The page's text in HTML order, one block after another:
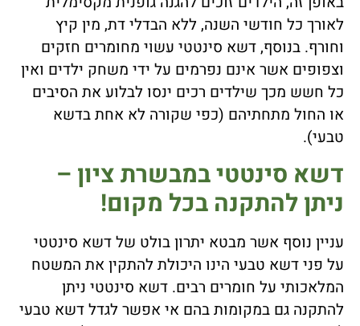
לאורך כל חודשי השנה, ללא הבדלי דת, מין קיץ
וחורף. בנוסף, דשא סינטטי עשוי מחומרים חזקים
וצפופים אשר אינם נפרמים על ידי משחק ילדים ואין
כל חשש מכך שילדים רכים ינסו לבלוע את הסיבים
או החול מתחתיהם (כפי שקורה לא אחת בדשא
טבעי).
דשא סינטטי במבשרת ציון –
ניתן להתקנה בכל מקום!
עניין נוסף אשר מבטא יתרון בולט של דשא סינטטי
על פני דשא טבעי הינו היכולת להתקין את המשטח
המלאכותי על חומרים רבים. דשא סינטטי ניתן
להתקנה גם במקומות בהם אי אפשר לגדל דשא טבעי